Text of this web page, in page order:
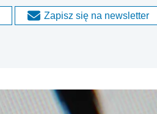
Zapisz się na newsletter